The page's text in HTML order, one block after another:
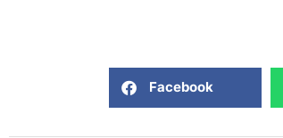
Facebook